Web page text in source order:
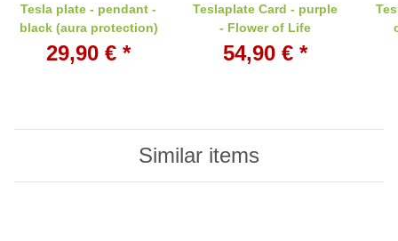
Tesla plate - pendant -
black (aura protection)
29,90 € *
Teslaplate Card - purple
- Flower of Life
54,90 € *
Similar items